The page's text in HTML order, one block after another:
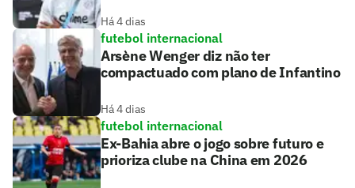
Há 4 dias
futebol internacional
Arsène Wenger diz não ter
compactuado com plano de Infantino
Há 4 dias
futebol internacional
Ex-Bahia abre o jogo sobre futuro e
prioriza clube na China em 2026